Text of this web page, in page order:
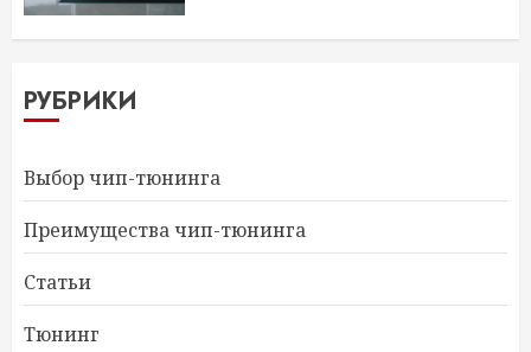
РУБРИКИ
Выбор чип-тюнинга
Преимущества чип-тюнинга
Статьи
Тюнинг